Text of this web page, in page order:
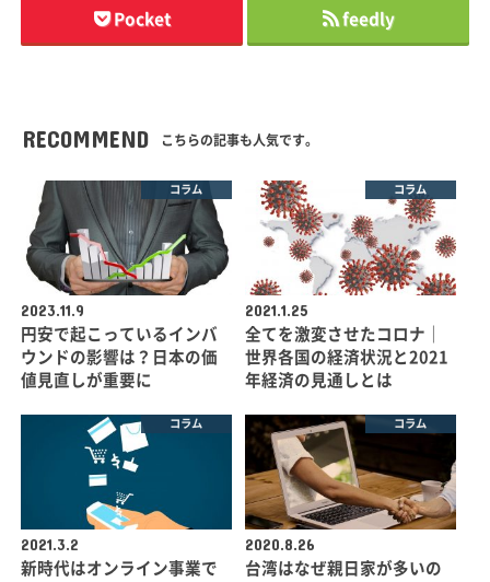
Pocket feedly
RECOMMEND こちらの記事も人気です。
コラム
2023.11.9
円安で起こっているインバ
ウンドの影響は？日本の価
値見直しが重要に
コラム
2021.1.25
全てを激変させたコロナ｜
世界各国の経済状況と2021
年経済の見通しとは
コラム
2021.3.2
新時代はオンライン事業で
コラム
2020.8.26
台湾はなぜ親日家が多いの